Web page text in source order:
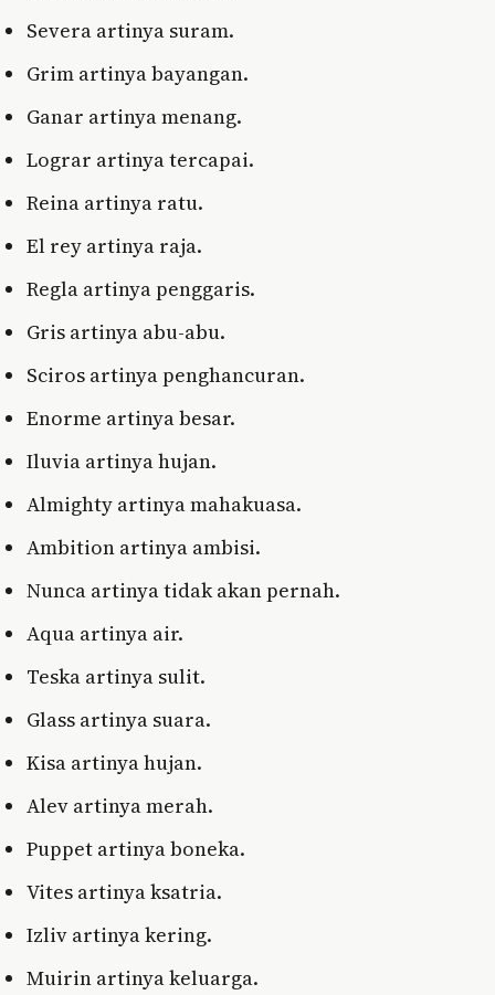
Severa artinya suram.
Grim artinya bayangan.
Ganar artinya menang.
Lograr artinya tercapai.
Reina artinya ratu.
El rey artinya raja.
Regla artinya penggaris.
Gris artinya abu-abu.
Sciros artinya penghancuran.
Enorme artinya besar.
Iluvia artinya hujan.
Almighty artinya mahakuasa.
Ambition artinya ambisi.
Nunca artinya tidak akan pernah.
Aqua artinya air.
Teska artinya sulit.
Glass artinya suara.
Kisa artinya hujan.
Alev artinya merah.
Puppet artinya boneka.
Vites artinya ksatria.
Izliv artinya kering.
Muirin artinya keluarga.